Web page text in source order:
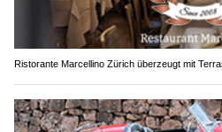
Ristorante Marcellino Zürich überzeugt mit